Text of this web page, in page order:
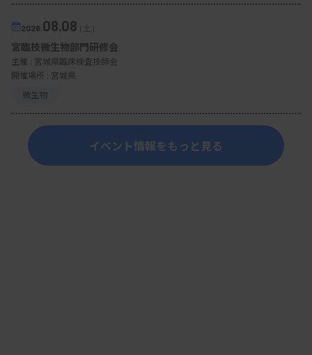
2026. 08.08（土）
宮臨技微生物部門研修会
主催 : 宮城県臨床検査技師会
開催場所 : 宮城県
微生物
イベント情報をもっと見る